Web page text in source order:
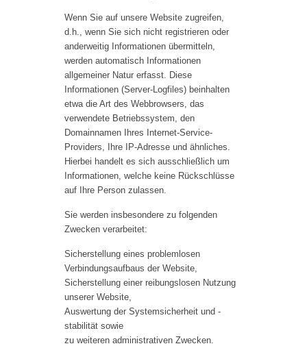
Wenn Sie auf unsere Website zugreifen,
d.h., wenn Sie sich nicht registrieren oder
anderweitig Informationen übermitteln,
werden automatisch Informationen
allgemeiner Natur erfasst. Diese
Informationen (Server-Logfiles) beinhalten
etwa die Art des Webbrowsers, das
verwendete Betriebssystem, den
Domainnamen Ihres Internet-Service-
Providers, Ihre IP-Adresse und ähnliches.
Hierbei handelt es sich ausschließlich um
Informationen, welche keine Rückschlüsse
auf Ihre Person zulassen.
Sie werden insbesondere zu folgenden
Zwecken verarbeitet:
Sicherstellung eines problemlosen
Verbindungsaufbaus der Website,
Sicherstellung einer reibungslosen Nutzung
unserer Website,
Auswertung der Systemsicherheit und -
stabilität sowie
zu weiteren administrativen Zwecken.